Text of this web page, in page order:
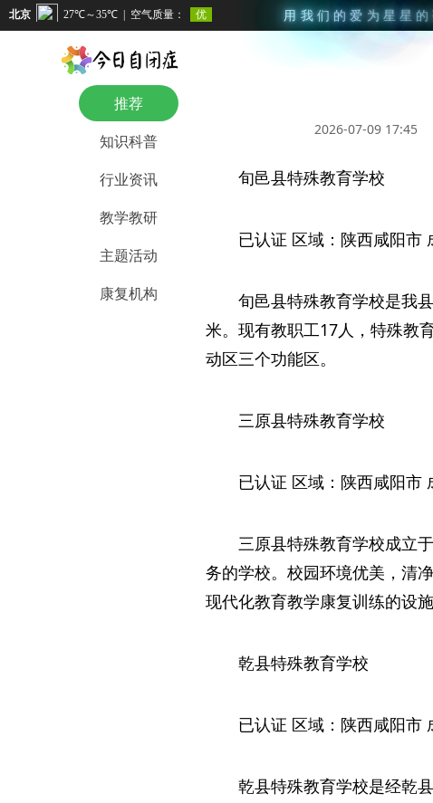
用 我 们 的 爱 为 星 星 的
推荐
知识科普
行业资讯
教学教研
主题活动
康复机构
2026-07-09 17:45
旬邑县特殊教育学校
已认证 区域：陕西咸阳市
旬邑县特殊教育学校是我
米。现有教职工17人，特殊教
动区三个功能区。
三原县特殊教育学校
已认证 区域：陕西咸阳市
三原县特殊教育学校成立
务的学校。校园环境优美，清
现代化教育教学康复训练的设施
乾县特殊教育学校
已认证 区域：陕西咸阳市
乾县特殊教育学校是经乾